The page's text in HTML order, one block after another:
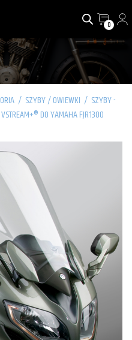
0
/ SZYBY / OWIEWKI / SZYBY -
DO YAMAHA FJR1300